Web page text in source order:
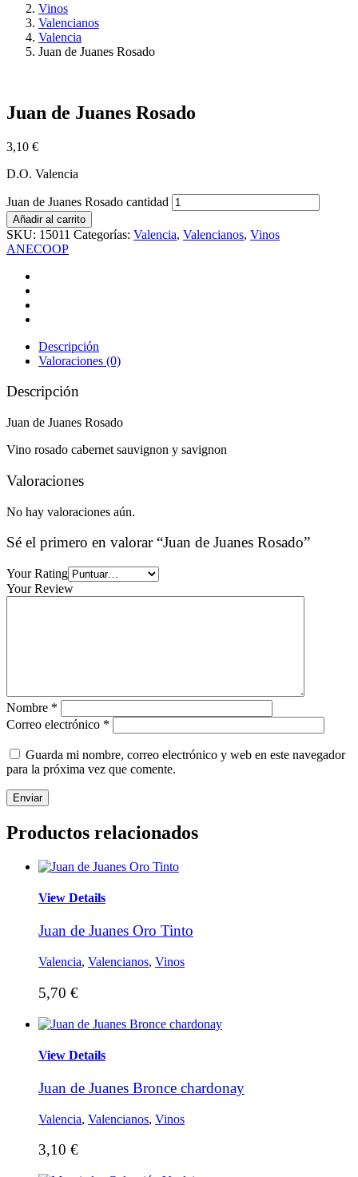
Vinos
Valencianos
Valencia
Juan de Juanes Rosado
Juan de Juanes Rosado
3,10 €
D.O. Valencia
Juan de Juanes Rosado cantidad
Añadir al carrito
SKU: 15011 Categorías: Valencia, Valencianos, Vinos
ANECOOP
Descripción
Valoraciones (0)
Descripción
Juan de Juanes Rosado
Vino rosado cabernet sauvignon y savignon
Valoraciones
No hay valoraciones aún.
Sé el primero en valorar “Juan de Juanes Rosado”
Your Rating
Your Review
Nombre *
Correo electrónico *
Guarda mi nombre, correo electrónico y web en este navegador
para la próxima vez que comente.
Productos relacionados
View Details
Juan de Juanes Oro Tinto
Valencia, Valencianos, Vinos
5,70 €
View Details
Juan de Juanes Bronce chardonay
Valencia, Valencianos, Vinos
3,10 €